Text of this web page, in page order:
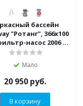
бассейн
"Ротанг", 366х100
насос 2006 л/
лестница (56709)
Мало
20 950руб.
В корзину